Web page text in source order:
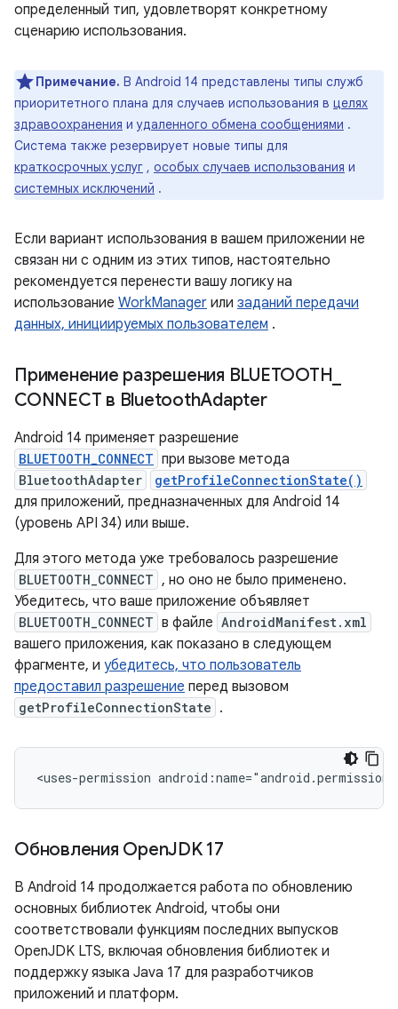
определенный тип, удовлетворят конкретному
сценарию использования.
Примечание. В Android 14 представлены типы служб
приоритетного плана для случаев использования в целях
здравоохранения иудаленного обмена сообщениями .
Система также резервирует новые типы для
краткосрочных услуг , особых случаев использования и
системных исключений .
Если вариант использования в вашем приложении не
связан ни с одним из этих типов, настоятельно
рекомендуется перенести вашу логику на
использование WorkManager или заданий передачи
данных, инициируемых пользователем .
Применение разрешения BLUETOOTH
CONNECT в BluetoothAdapter
Android 14 применяет разрешение
BLUETOOTH_CONNECT при вызове метода
BluetoothAdapter getProfileConnectionState()
для приложений, предназначенных для Android 14
(уровень API 34) или выше.
Для этого метода уже требовалось разрешение
BLUETOOTH_CONNECT , но оно не было применено.
Убедитесь, что ваше приложение объявляет
BLUETOOTH_CONNECT в файле AndroidManifest.xml
вашего приложения, как показано в следующем
фрагменте, и убедитесь, что пользователь
предоставил разрешение перед вызовом
getProfileConnectionState .
<uses-permission
Обновления OpenJDK 17
В Android 14 продолжается работа по обновлению
основных библиотек Android, чтобы они
соответствовали функциям последних выпусков
OpenJDK LTS, включая обновления библиотек и
поддержку языка Java 17 для разработчиков
приложений и платформ.